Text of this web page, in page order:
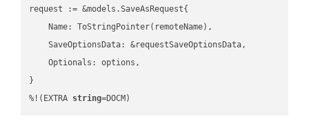
request := &models.SaveAsRequest{
    Name: ToStringPointer(remoteName),
    SaveOptionsData: &requestSaveOptionsData,
    Optionals: options,
}
%!(EXTRA string=DOCM)